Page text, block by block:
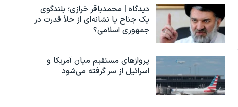
دیدگاه | محمدباقر خرازی؛ بلندگوی
یک جناح یا نشانه‌ای از خلأ قدرت در
جمهوری اسلامی؟
پروازهای مستقیم میان آمریکا و
اسرائیل از سر گرفته می‌شود